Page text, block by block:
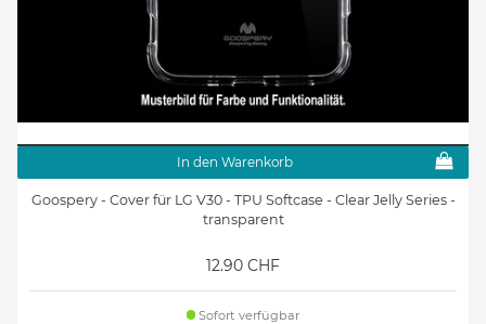
In den Warenkorb
Goospery - Cover für LG V30 - TPU Softcase - Clear Jelly Series -
transparent
12.90 CHF
Sofort verfügbar